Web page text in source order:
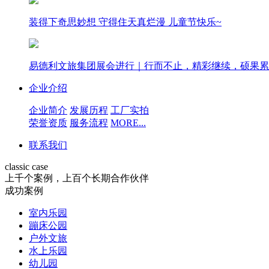
装得下奇思妙想 守得住天真烂漫 儿童节快乐~
易德利文旅集团展会进行｜行而不止，精彩继续，硕果
企业介绍
企业简介 发展历程 工厂实拍
荣誉资质 服务流程 MORE...
联系我们
classic case
上千个案例，上百个长期合作伙伴
成功案例
室内乐园
蹦床公园
户外文旅
水上乐园
幼儿园